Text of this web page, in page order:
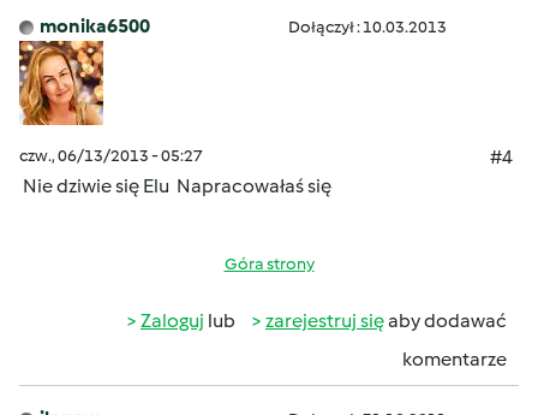
monika6500 Dołączył : 10.03.2013
czw., 06/13/2013 - 05:27
#4
Nie dziwie się Elu Napracowałaś się
Góra strony
Zaloguj lub zarejestruj sięaby dodawać
komentarze